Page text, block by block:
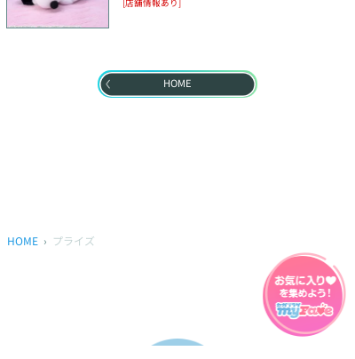
[店舗情報あり]
HOME
HOME プライズ